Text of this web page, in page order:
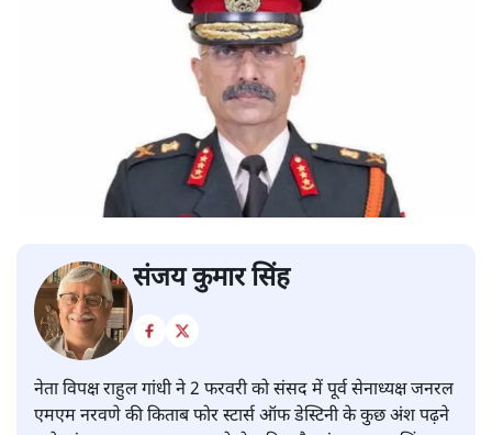
संजय कुमार सिंह
नेता विपक्ष राहुल गांधी ने 2 फरवरी को संसद में पूर्व सेनाध्यक्ष जनरल
एमएम नरवणे की किताब फोर स्टार्स ऑफ डेस्टिनी के कुछ अंश पढ़ने